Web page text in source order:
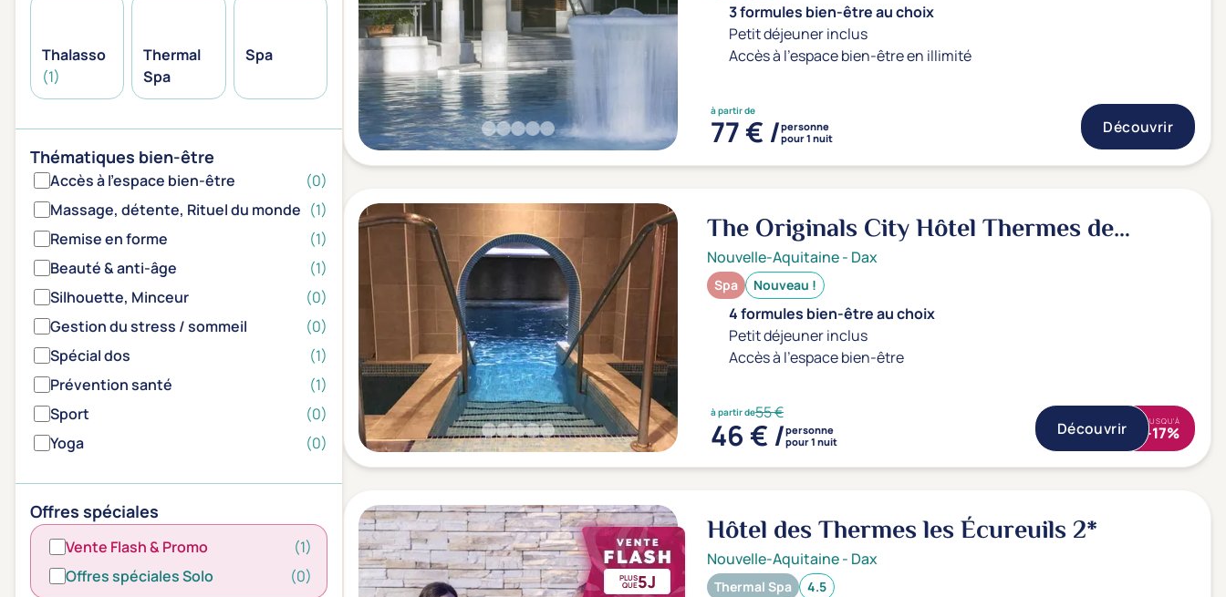
Thalasso
(1)
Thermal
Spa
Spa
Thématiques bien-être
Accès à l'espace bien-être
(0)
Massage, détente, Rituel du monde (1)
Remise en forme
(1)
Beauté & anti-âge
(1)
Silhouette, Minceur
(0)
Gestion du stress / sommeil
(0)
Spécial dos
(1)
Prévention santé
(1)
Sport
(0)
Yoga
(0)
Offres spéciales
Vente Flash & Promo
(1)
Offres spéciales Solo
(0)
3 formules bien-être au choix
Petit déjeuner inclus
Accès à l'espace bien-être en illimité
à partir de
77 € /personne
pour 1 nuit
Découvrir
The Originals City Hôtel Thermes de
l'Avenue3*
Nouvelle-Aquitaine- Dax
Spa Nouveau !
4 formules bien-être au choix
Petit déjeuner inclus
Accès à l'espace bien-être
à partir de55 €
46 € /personne
pour 1 nuit
Découvrir JUSQU'À
-17%
PLUS
QUE5J
Hôtel des Thermes les Écureuils2*
Nouvelle-Aquitaine- Dax
Thermal Spa 4.5